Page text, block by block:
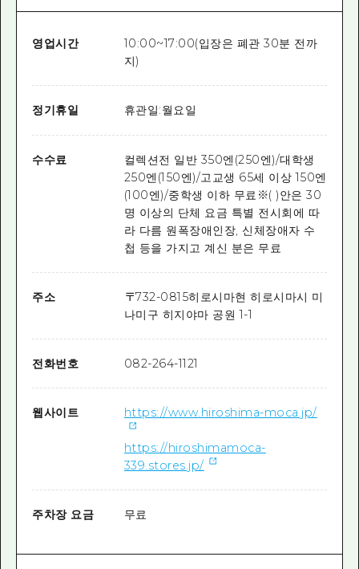
영업시간
10:00~17:00(입장은 폐관 30분 전까
지)
정기휴일 휴관일:월요일
수수료
컬렉션전 일반 350엔(250엔)/대학생
250엔(150엔)/고교생 65세 이상 150엔
(100엔)/중학생 이하 무료※( )안은 30
명 이상의 단체 요금 특별 전시회에 따
라 다름 원폭장애인장, 신체장애자 수
첩 등을 가지고 계신 분은 무료
주소 〒732-0815히로시마현 히로시마시 미
나미구 히지야마 공원 1-1
전화번호 082-264-1121
웹사이트 https://www.hiroshima-moca.jp/
https://hiroshimamoca-
339.stores.jp/
주차장 요금 무료